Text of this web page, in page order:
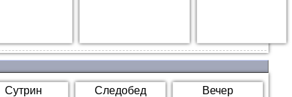
Сутрин Следобед Вечер